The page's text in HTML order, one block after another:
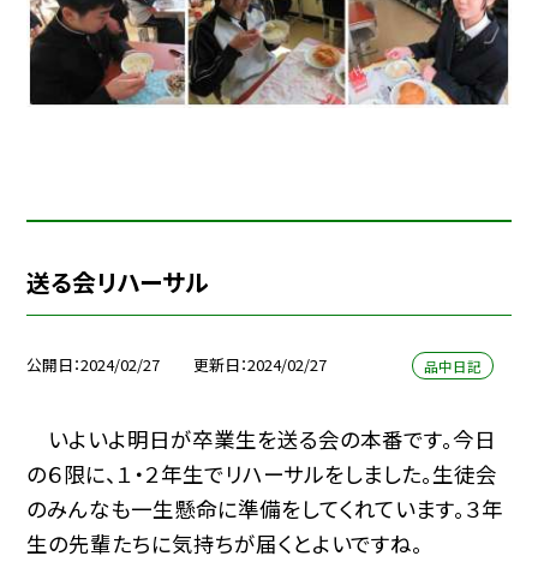
送る会リハーサル
公開日 2024/02/27 更新日 2024/02/27 品中日記
いよいよ明日が卒業生を送る会の本番です。今日
の６限に、１・２年生でリハーサルをしました。生徒会
のみんなも一生懸命に準備をしてくれています。３年
生の先輩たちに気持ちが届くとよいですね。